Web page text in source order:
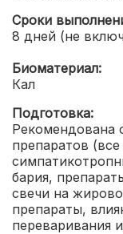
Сроки
8 дней (не
Биоматериал:
Кал
Подготовка:
Рекомендована
препаратов
бария,
свечи на
препараты,
переваривания